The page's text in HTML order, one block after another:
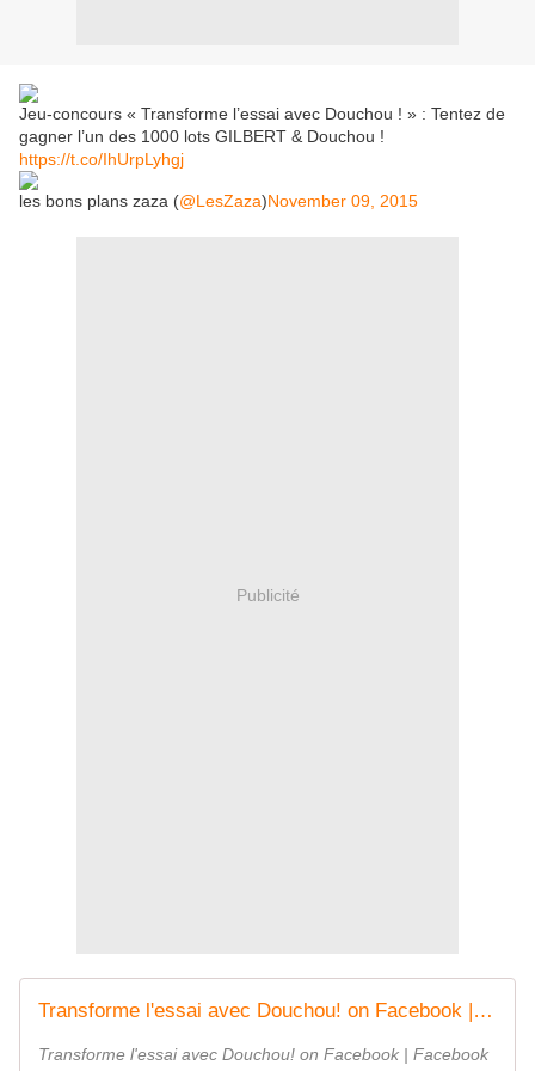
Jeu-concours « Transforme l’essai avec Douchou ! » : Tentez de
gagner l’un des 1000 lots GILBERT & Douchou !
https://t.co/IhUrpLyhgj
les bons plans zaza (@LesZaza)November 09, 2015
Publicité
Transforme l'essai avec Douchou! on Facebook | Facebook
Transforme l'essai avec Douchou! on Facebook | Facebook